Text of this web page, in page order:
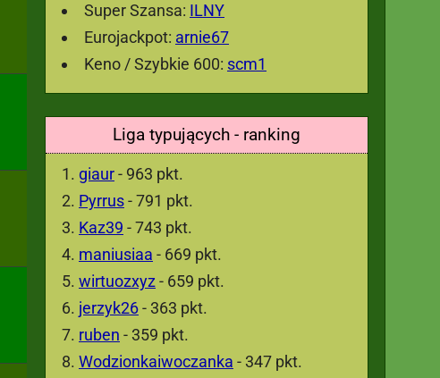
Super Szansa: ILNY
Eurojackpot: arnie67
Keno / Szybkie 600: scm1
Liga typujących - ranking
giaur- 963 pkt.
Pyrrus- 791 pkt.
Kaz39 - 743 pkt.
maniusiaa - 669 pkt.
wirtuozxyz - 659 pkt.
jerzyk26- 363 pkt.
ruben - 359 pkt.
Wodzionkaiwoczanka - 347 pkt.